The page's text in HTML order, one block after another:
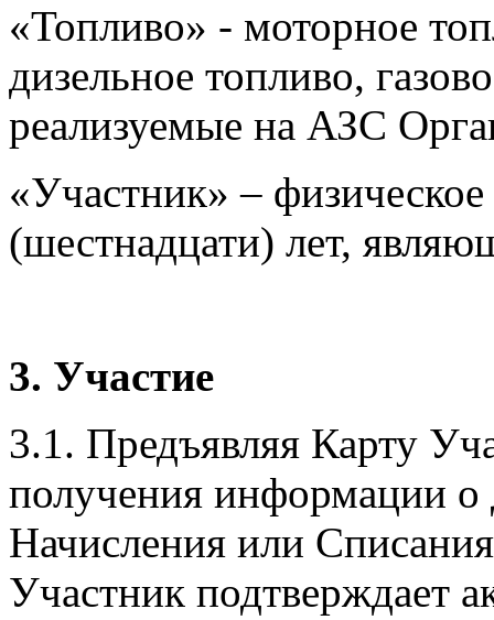
«Топливо» - моторное
дизельное топливо,
реализуемые на АЗС
«Участник» –
(шестнадцати) лет,
3. Участие
3.1. Предъявляя Карту
получения информации о
Начисления или
Участник подтверждает